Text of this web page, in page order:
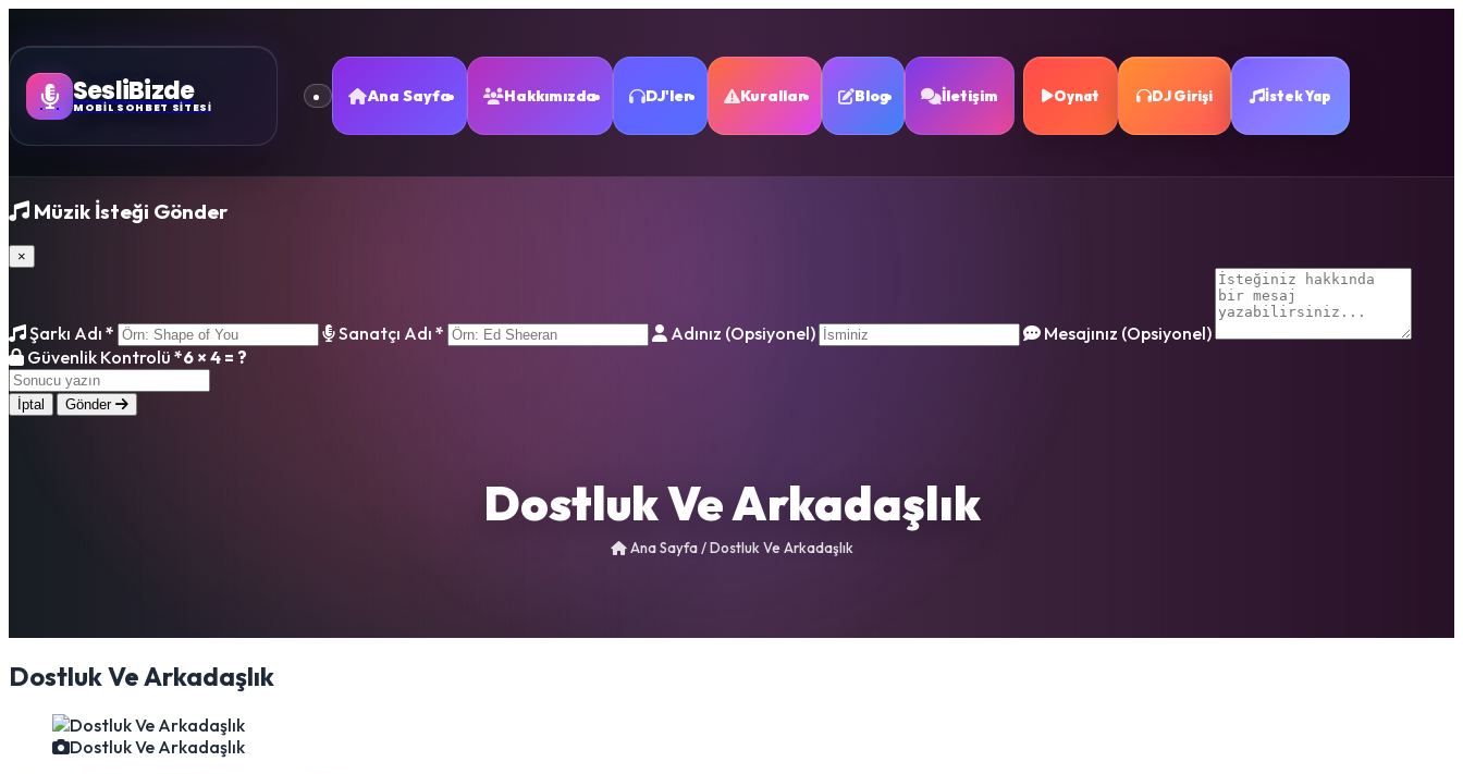
SesliBizde
MOBİL SOHBET SİTESİ
Ana Sayfa Hakkımızda DJ'ler Kurallar Blog İletişim Oynat DJ Girişi İstek Yap
Müzik İsteği Gönder
×
Şarkı Adı * Sanatçı Adı * Adınız (Opsiyonel)
Mesajınız (Opsiyonel)
Güvenlik Kontrolü *6 × 4 = ?
İptal Gönder
Dostluk Ve Arkadaşlık
Ana Sayfa/Dostluk Ve Arkadaşlık
Dostluk Ve Arkadaşlık
Dostluk Ve Arkadaşlık